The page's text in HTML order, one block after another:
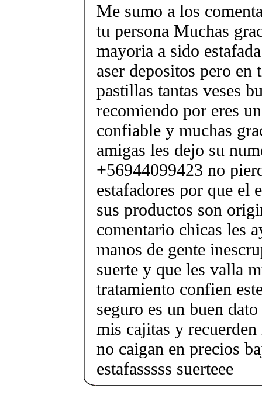
Me sumo a los
tu persona Muchas
mayoria a sido
aser depositos pero en
pastillas tantas veses
recomiendo por eres
confiable y muchas
amigas les dejo su
+56944099423 no
estafadores por que el
sus productos son
comentario chicas les
manos de gente
suerte y que les valla
tratamiento confien
seguro es un buen
mis cajitas y
no caigan en precios
estafasssss suerteee